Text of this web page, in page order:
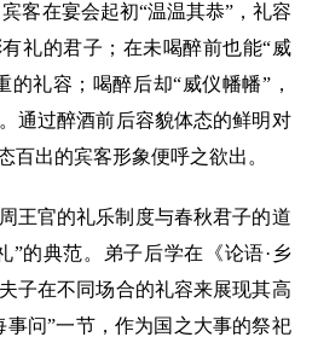
客在宴会起初“温温其恭”，礼容
礼的君子；在未喝醉前也能“威
的礼容；喝醉后却“威仪幡幡”，
通过醉酒前后容貌体态的鲜明对
百出的宾客形象便呼之欲出。
官的礼乐制度与春秋君子的道
”的典范。弟子后学在《论语·乡
子在不同场合的礼容来展现其高
事问”一节，作为国之大事的祭祀